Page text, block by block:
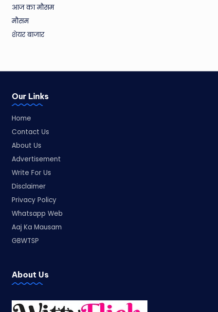
आज का मौसम
मौसम
शेयर बाजार
Our Links
Home
Contact Us
About Us
Advertisement
Write For Us
Disclaimer
Privacy Policy
Whatsapp Web
Aaj Ka Mausam
GBWTSP
About Us